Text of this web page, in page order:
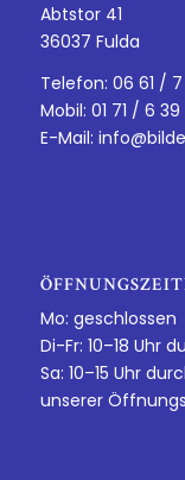
Abtstor 41
36037 Fulda
Telefon: 06 61 /
Mobil: 01 71 / 6
E-Mail:
Mo: geschlossen
Di-Fr: 10–18 Uhr
Sa: 10–15 Uhr
unserer